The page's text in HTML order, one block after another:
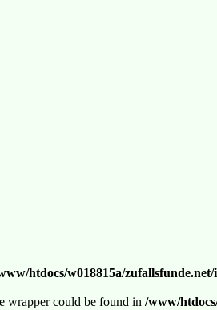
htdocs/w018815a/
wrapper could be found in /www/